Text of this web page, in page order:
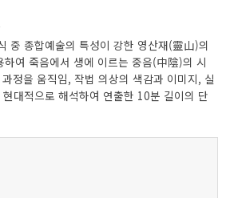
중 종합예술의 특성이 강한 영산재(靈山)의
여 죽음에서 생에 이르는 중음(中陰)의 시
정을 움직임, 작법 의상의 색감과 이미지, 실
대적으로 해석하여 연출한 10분 길이의 단